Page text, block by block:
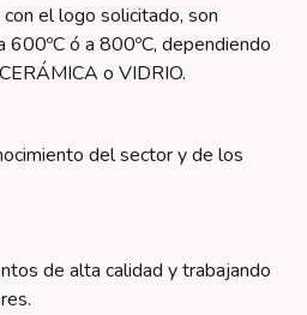
el logo solicitado, son
600ºC ó a 800ºC, dependiendo
o VIDRIO.
del sector y de los
de alta calidad y trabajando